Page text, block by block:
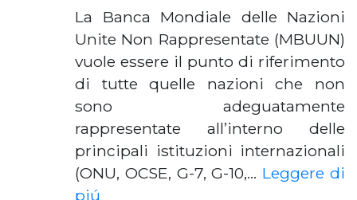
La Banca Mondiale delle Nazioni
Unite Non Rappresentate (MBUUN)
vuole essere il punto di riferimento
di tutte quelle nazioni che non
sono adeguatamente
rappresentate all’interno delle
principali istituzioni internazionali
(ONU, OCSE, G-7, G-10,… Leggere di
piú